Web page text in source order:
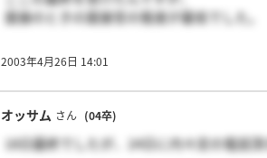
面接のときの面接官の態度が最低でした。
本当にやる気も感じられず、挙句の果て
こちらに何の魅力もないからかもしれま
いろんな企業を見てきましたが他にああ
圧迫のほうがまだマシだと思えるくらい
2003年4月26日 14:01
オッサム さん (04卒)
18日最終でしたが、24日に内々定の電話